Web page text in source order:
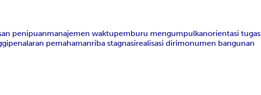
penipuanmanajemen waktupemburu mengumpulkanorientasi tugas
penalaran pemahamanriba stagnasirealisasi dirimonumen bangunan